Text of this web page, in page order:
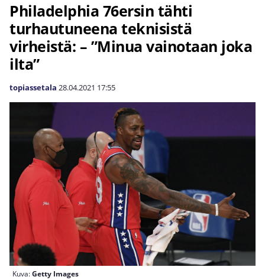
Philadelphia 76ersin tähti
turhautuneena teknisistä
virheistä: – ”Minua vainotaan joka
ilta”
topiassetala 28.04.2021 17:55
Kuva:Getty Images